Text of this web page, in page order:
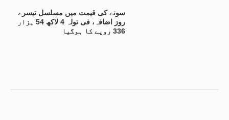
سونے کی قیمت میں مسلسل تیسرے
روز اضافہ، فی تولہ 4 لاکھ 54 ہزار
336 روپے کا ہوگیا